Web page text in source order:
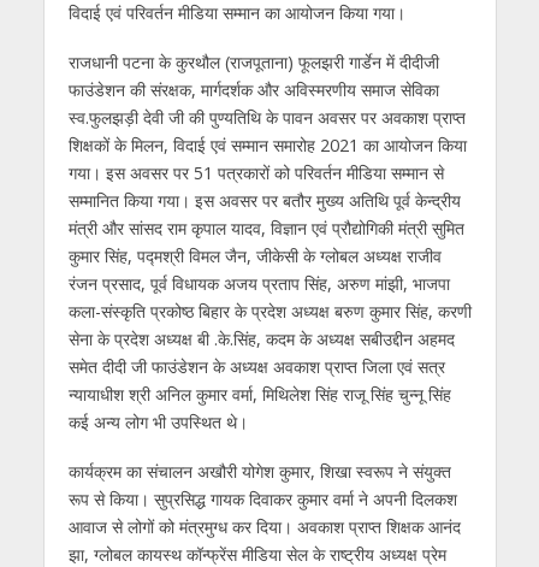
विदाई एवं परिवर्तन मीडिया सम्मान का आयोजन किया गया।
राजधानी पटना के कुरथौल (राजपूताना) फूलझरी गार्डेन में दीदीजी
फाउंडेशन की संरक्षक, मार्गदर्शक और अविस्मरणीय समाज सेविका
स्व.फुलझड़ी देवी जी की पुण्यतिथि के पावन अवसर पर अवकाश प्राप्त
शिक्षकों के मिलन, विदाई एवं सम्मान समारोह 2021 का आयोजन किया
गया। इस अवसर पर 51 पत्रकारों को परिवर्तन मीडिया सम्मान से
सम्मानित किया गया। इस अवसर पर बतौर मुख्य अतिथि पूर्व केन्द्रीय
मंत्री और सांसद राम कृपाल यादव, विज्ञान एवं प्रौद्योगिकी मंत्री सुमित
कुमार सिंह, पद्मश्री विमल जैन, जीकेसी के ग्लोबल अध्यक्ष राजीव
रंजन प्रसाद, पूर्व विधायक अजय प्रताप सिंह, अरुण मांझी, भाजपा
कला-संस्कृति प्रकोष्ठ बिहार के प्रदेश अध्यक्ष बरुण कुमार सिंह, करणी
सेना के प्रदेश अध्यक्ष बी .के.सिंह, कदम के अध्यक्ष सबीउद्दीन अहमद
समेत दीदी जी फाउंडेशन के अध्यक्ष अवकाश प्राप्त जिला एवं सत्र
न्यायाधीश श्री अनिल कुमार वर्मा, मिथिलेश सिंह राजू सिंह चुन्नू सिंह
कई अन्य लोग भी उपस्थित थे।
कार्यक्रम का संचालन अखौरी योगेश कुमार, शिखा स्वरूप ने संयुक्त
रूप से किया। सुप्रसिद्ध गायक दिवाकर कुमार वर्मा ने अपनी दिलकश
आवाज से लोगों को मंत्रमुग्ध कर दिया। अवकाश प्राप्त शिक्षक आनंद
झा, ग्लोबल कायस्थ कॉन्फ्रेंस मीडिया सेल के राष्ट्रीय अध्यक्ष प्रेम